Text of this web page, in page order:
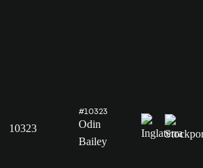
10323
#10323
Odin
Bailey